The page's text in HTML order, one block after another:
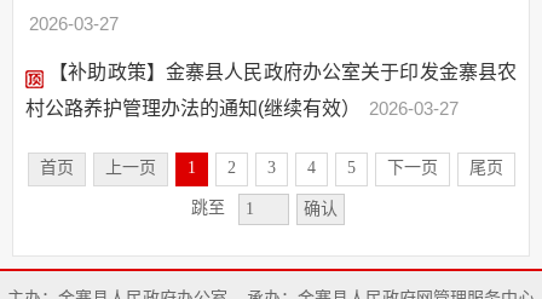
2026-03-27
【补助政策】金寨县人民政府办公室关于印发金寨县农
村公路养护管理办法的通知(继续有效）
2026-03-27
首页 上一页 1 2 3 4 5 下一页 尾页
跳至 确认